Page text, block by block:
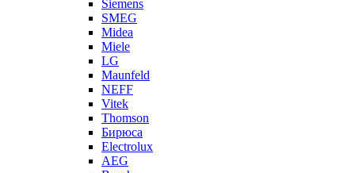
Siemens
SMEG
Midea
Miele
LG
Maunfeld
NEFF
Vitek
Thomson
Бирюса
Electrolux
AEG